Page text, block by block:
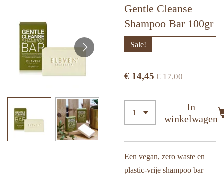
Gentle Cleanse
Shampoo Bar 100gr
Sale!
€ 14,45 € 17,00
In
winkelwagen
Een vegan, zero waste en
plastic-vrije shampoo bar